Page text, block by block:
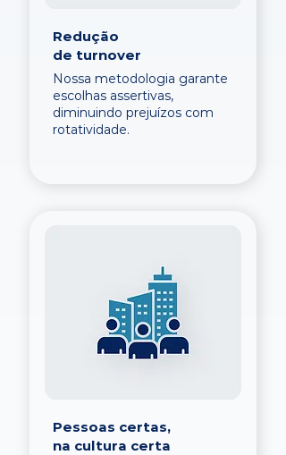
Redução
de turnover
Nossa metodologia garante
escolhas assertivas,
diminuindo prejuízos com
rotatividade.
Pessoas certas,
na cultura certa